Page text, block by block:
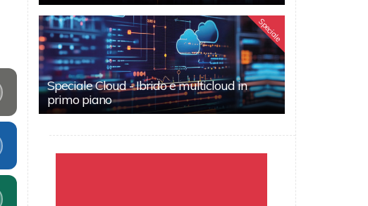
Speciale
Speciale Cloud - Ibrido e multicloud in
primo piano